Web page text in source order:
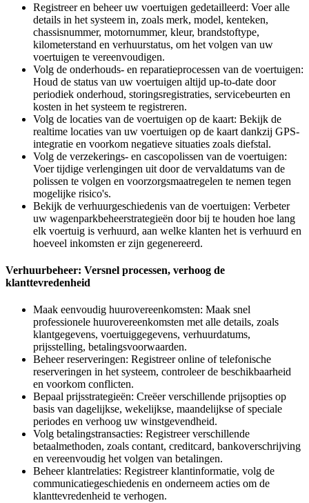
Registreer en beheer uw voertuigen gedetailleerd: Voer alle
details in het systeem in, zoals merk, model, kenteken,
chassisnummer, motornummer, kleur, brandstoftype,
kilometerstand en verhuurstatus, om het volgen van uw
voertuigen te vereenvoudigen.
Volg de onderhouds- en reparatieprocessen van de voertuigen:
Houd de status van uw voertuigen altijd up-to-date door
periodiek onderhoud, storingsregistraties, servicebeurten en
kosten in het systeem te registreren.
Volg de locaties van de voertuigen op de kaart: Bekijk de
realtime locaties van uw voertuigen op de kaart dankzij GPS-
integratie en voorkom negatieve situaties zoals diefstal.
Volg de verzekerings- en cascopolissen van de voertuigen:
Voer tijdige verlengingen uit door de vervaldatums van de
polissen te volgen en voorzorgsmaatregelen te nemen tegen
mogelijke risico's.
Bekijk de verhuurgeschiedenis van de voertuigen: Verbeter
uw wagenparkbeheerstrategieën door bij te houden hoe lang
elk voertuig is verhuurd, aan welke klanten het is verhuurd en
hoeveel inkomsten er zijn gegenereerd.
Verhuurbeheer: Versnel processen, verhoog de
klanttevredenheid
Maak eenvoudig huurovereenkomsten: Maak snel
professionele huurovereenkomsten met alle details, zoals
klantgegevens, voertuiggegevens, verhuurdatums,
prijsstelling, betalingsvoorwaarden.
Beheer reserveringen: Registreer online of telefonische
reserveringen in het systeem, controleer de beschikbaarheid
en voorkom conflicten.
Bepaal prijsstrategieën: Creëer verschillende prijsopties op
basis van dagelijkse, wekelijkse, maandelijkse of speciale
periodes en verhoog uw winstgevendheid.
Volg betalingstransacties: Registreer verschillende
betaalmethoden, zoals contant, creditcard, bankoverschrijving
en vereenvoudig het volgen van betalingen.
Beheer klantrelaties: Registreer klantinformatie, volg de
communicatiegeschiedenis en onderneem acties om de
klanttevredenheid te verhogen.